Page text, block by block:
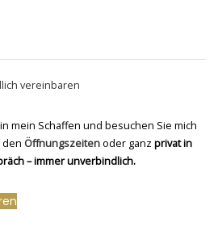
mein Schaffen und besuchen Sie mich
den Öffnungszeitenoder ganz privat in
– immer unverbindlich.